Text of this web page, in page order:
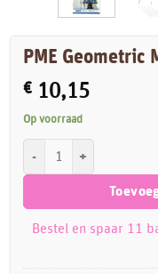
PME Geometric
€ 10,15
Op voorraad
Bestel en spaar 11